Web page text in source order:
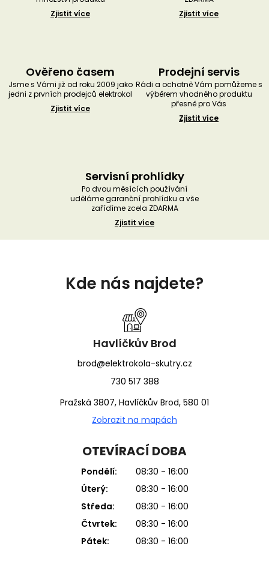
Zjistit více
Zjistit více
Ověřeno časem
Jsme s Vámi již od roku 2009 jako
jedni z prvních prodejců elektrokol
Zjistit více
Prodejní servis
Rádi a ochotně Vám pomůžeme s
výběrem vhodného produktu
přesně pro Vás
Zjistit více
Servisní prohlídky
Po dvou měsících používání
uděláme garanční prohlídku a vše
zařídíme zcela ZDARMA
Zjistit více
Kde nás najdete?
Havlíčkův Brod
brod@elektrokola-skutry.cz
730 517 388
Pražská 3807, Havlíčkův Brod, 580 01
Zobrazit na mapách
OTEVÍRACÍ DOBA
Pondělí:
08:30 - 16:00
Úterý:
08:30 - 16:00
Středa:
08:30 - 16:00
Čtvrtek:
08:30 - 16:00
Pátek:
08:30 - 16:00